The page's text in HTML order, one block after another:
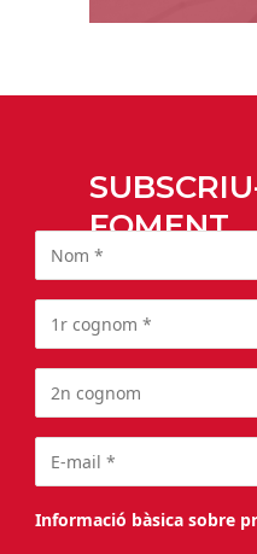
FOMENT
Informació bàsica sobre